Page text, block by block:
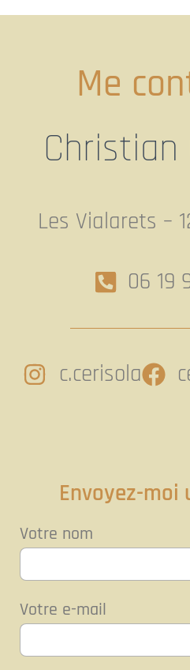
Me
Christian
Les Vialarets –
06 19
c.cerisola
Envoyez-moi
Votre nom
Votre e-mail